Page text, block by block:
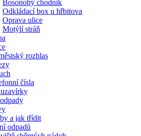
Bosonohý chodník
Odkládací box u hřbitova
Oprava ulice
Motýlí stráň
rozhlas
čísla
a jak třídit
odpadů